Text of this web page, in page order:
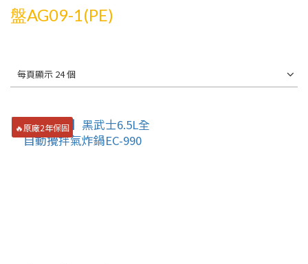
盤AG09-1(PE)
每頁顯示 24 個
🔥原廠2年保固